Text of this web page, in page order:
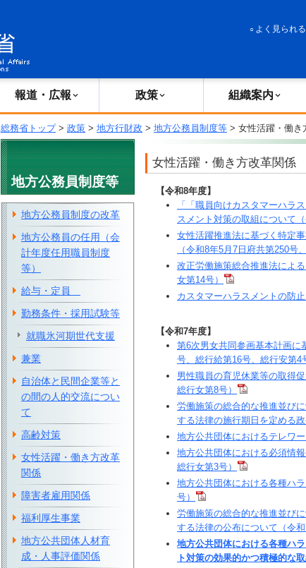
よく見られ
報道・広報 政策 組織案内
総務省トップ> 政策 > 地方行財政 > 地方公務員制度等 > 女性活躍・働き
女性活躍・働き方改革関係
【令和8年度】
「「職員向けカスタマーハラ
スメント対策の取組について
女性活躍推進法に基づく特定
（令和8年5月7日府共第250号
改正労働施策総合推進法によ
女第14号）
カスタマーハラスメントの防
【令和7年度】
第6次男女共同参画基本計画に
号、総行給第16号、総行安第4
男性職員の育児休業等の取得
総行女第8号）
労働施策の総合的な推進並び
する法律の施行期日を定める
地方公共団体におけるテレワ
地方公共団体における必須情
総行女第3号）
地方公共団体における各種ハ
号）
労働施策の総合的な推進並び
する法律の公布について（令
地方公共団体における各種ハ
ト対策の効果的かつ積極的な
地方公務員制度等
地方公務員制度の改革
地方公務員の任用（会
計年度任用職員制度
等）
給与・定員
勤務条件・採用試験等
就職氷河期世代支援
兼業
自治体と民間企業等と
の間の人的交流につい
て
高齢対策
女性活躍・働き方改革
関係
障害者雇用関係
福利厚生事業
地方公共団体人材育
成・人事評価関係